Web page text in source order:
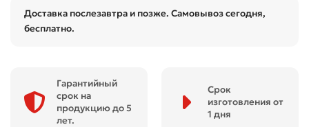
Доставка послезавтра и позже. Самовывоз сегодня,
бесплатно.
Гарантийный
срок на
продукцию до 5
лет.
Срок
изготовления от
1 дня